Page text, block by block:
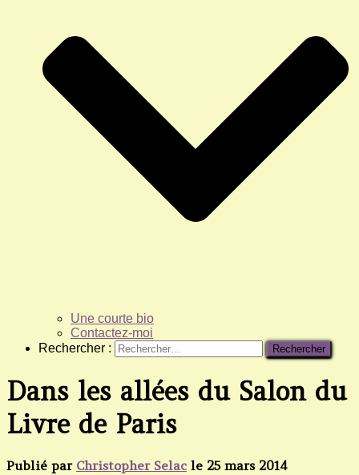
Une courte bio
Contactez-moi
Rechercher :
Dans les allées du Salon du
Livre de Paris
Publié par Christopher Selac le 25 mars 2014